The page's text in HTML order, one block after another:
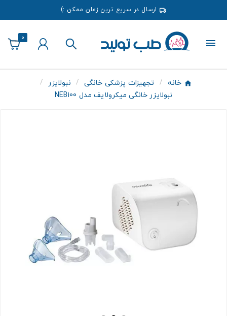
ارسال در سریع ترین زمان ممکن :)
0
خانه تجهیزات پزشکی خانگی
نبولایزر
نبولایزر خانگی میکرولایف مدل NEB100